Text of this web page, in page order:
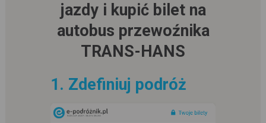
jazdy i kupić bilet na
autobus przewoźnika
TRANS-HANS
1. Zdefiniuj podróż